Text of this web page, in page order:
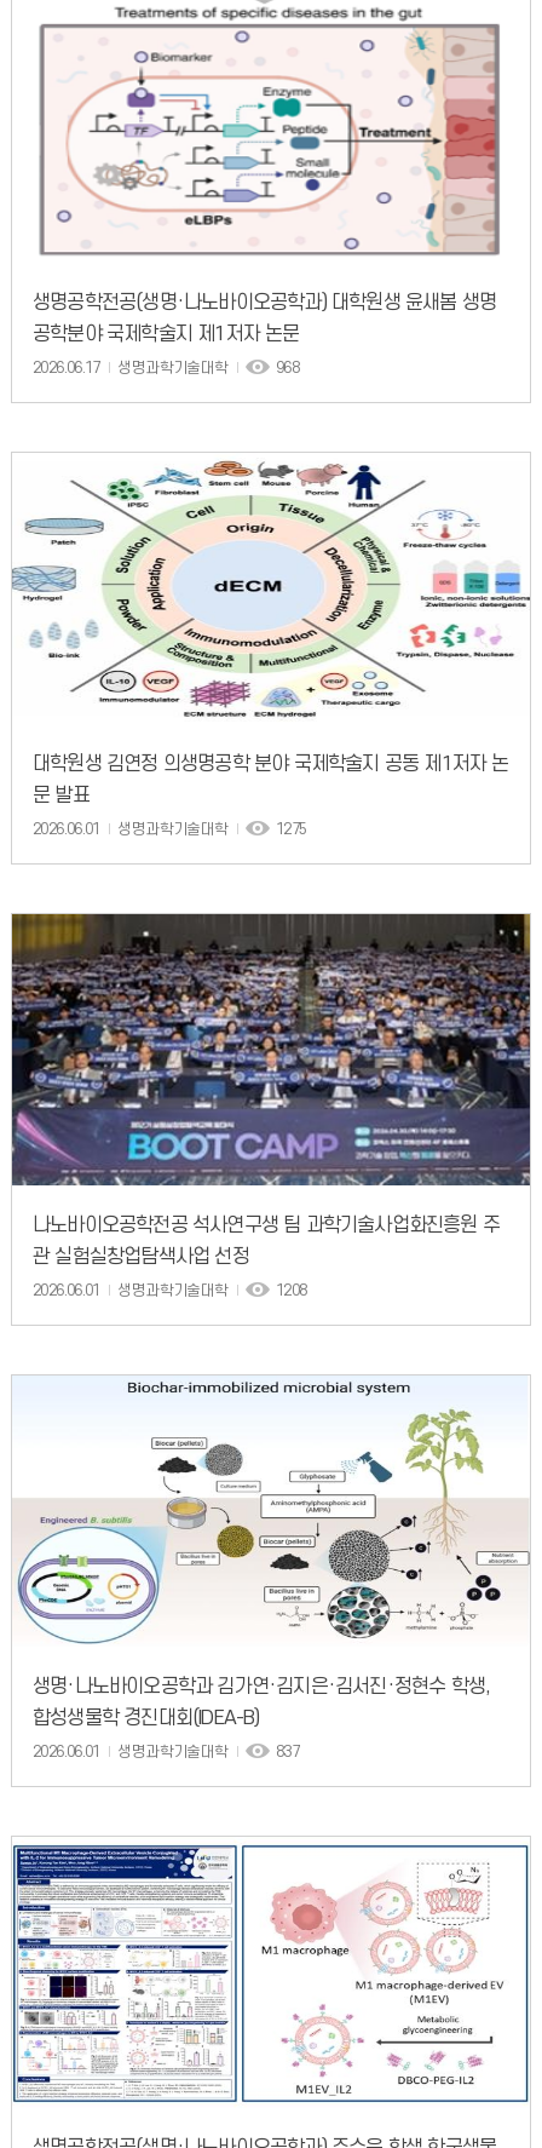
생명공학전공(생명·나노바이오공학과) 대학원생 윤새봄 생명
공학분야 국제학술지 제1저자 논문
2026.06.17 생명과학기술대학 968
대학원생 김연정 의생명공학 분야 국제학술지 공동 제1저자 논
문 발표
2026.06.01 생명과학기술대학 1275
나노바이오공학전공 석사연구생 팀 과학기술사업화진흥원 주
관 실험실창업탐색사업 선정
2026.06.01 생명과학기술대학 1208
생명·나노바이오공학과 김가연·김지은·김서진·정현수 학생,
합성생물학 경진대회(IDEA-B)
2026.06.01 생명과학기술대학 837